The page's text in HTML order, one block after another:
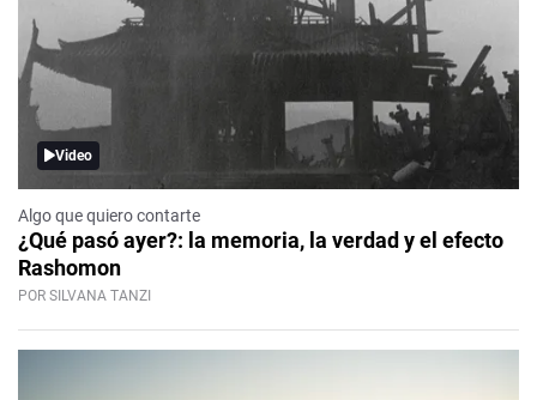
Video
Algo que quiero contarte
¿Qué pasó ayer?: la memoria, la verdad y el efecto
Rashomon
POR SILVANA TANZI